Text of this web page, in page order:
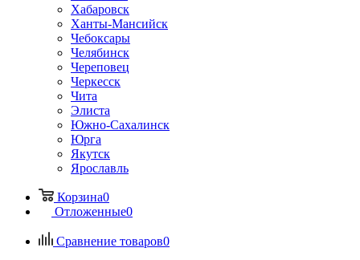
Хабаровск
Ханты-Мансийск
Чебоксары
Челябинск
Череповец
Черкесск
Чита
Элиста
Южно-Сахалинск
Юрга
Якутск
Ярославль
Корзина0
Отложенные0
Сравнение товаров0